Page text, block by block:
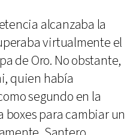
alcanzaba la
virtualmente el
de Oro. No obstante,
quien había
segundo en la
boxes para cambiar un